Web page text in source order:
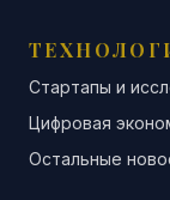
Стартапы и
Цифровая
Остальные